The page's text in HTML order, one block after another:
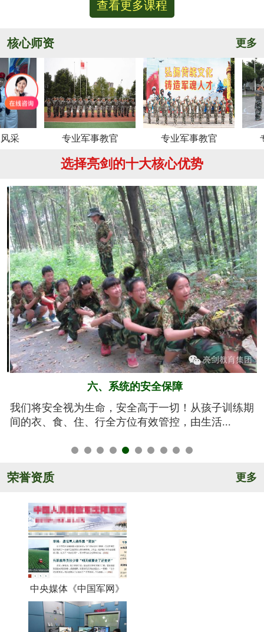
查看更多课程
核心师资 更多
专业军事教官 专业军事教官 专业军
选择亮剑的十大核心优势
五、规范的军训基地
亮剑军事夏令营的训练基地训练设施设备齐全，军事
氛围浓厚，后勤保障完善，管理规范安全，纪...
荣誉资质 更多
中央媒体《中国军网》